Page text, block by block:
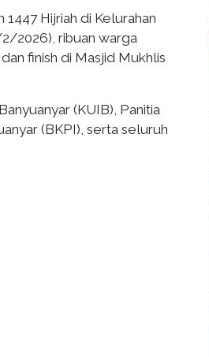
Hijriah di Kelurahan
2026), ribuan warga
finish di Masjid Mukhlis
(KUIB), Panitia
(BKPI), serta seluruh